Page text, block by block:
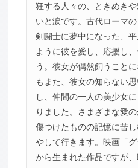
狂する人々の、ときめき
いと涙です。古代ローマ
剣闘士に夢中になった、
ように彼を愛し、応援し
う。彼女が偶然飼うこと
もまた、彼女の知らない
し、仲間の一人の美少女
りました。さまざまな愛
傷つけたものの記憶に苦
やして行きます。映画「
から生まれた作品ですが